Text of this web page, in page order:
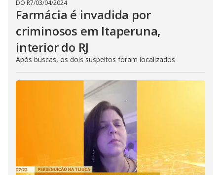
DO R7/03/04/2024
Farmácia é invadida por
criminosos em Itaperuna,
interior do RJ
Após buscas, os dois suspeitos foram localizados